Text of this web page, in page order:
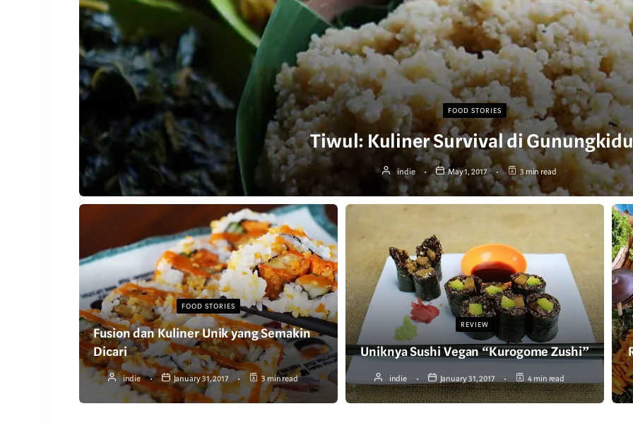
FOOD STORIES
Tiwul: Kuliner Survival di
indie May 1, 2017 3 min read
FOOD STORIES
Fusion dan Kuliner Unik yang Semakin
Dicari
indie January 31, 2017 3 min read
REVIEW
Uniknya Sushi Vegan “Kurogome Zushi”
indie January 31, 2017 4 min read